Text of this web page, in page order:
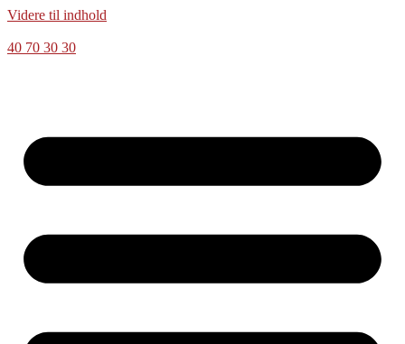
Videre til indhold
40 70 30 30